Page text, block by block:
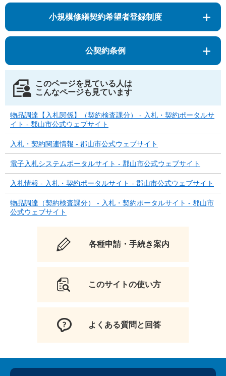
小規模修繕契約希望者登録制度
公契約条例
このページを見ている人は
こんなページも見ています
物品調達【入札関係】（契約検査課分） - 入札・契約ポータルサ
イト - 郡山市公式ウェブサイト
入札・契約関連情報 - 郡山市公式ウェブサイト
電子入札システムポータルサイト - 郡山市公式ウェブサイト
入札情報 - 入札・契約ポータルサイト - 郡山市公式ウェブサイト
物品調達（契約検査課分） - 入札・契約ポータルサイト - 郡山市
公式ウェブサイト
各種申請・手続き案内
このサイトの使い方
よくある質問と回答